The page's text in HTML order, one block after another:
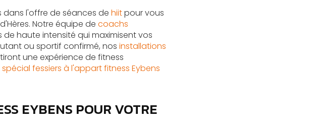
dans l'offre de séances de hiitpour vous
Notre équipe de coachs
haute intensité qui maximisent vos
ou sportif confirmé, nos installations
une expérience de fitness
fessiers à l'appart fitness Eybens
EYBENS POUR VOTRE